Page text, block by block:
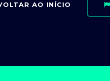
AO INÍCIO